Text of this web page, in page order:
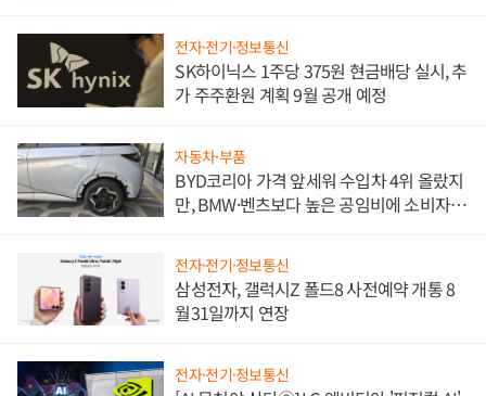
전자·전기·정보통신
SK하이닉스 1주당 375원 현금배당 실시, 추
가 주주환원 계획 9월 공개 예정
자동차·부품
BYD코리아 가격 앞세워 수입차 4위 올랐지
만, BMW·벤츠보다 높은 공임비에 소비자
전자·전기·정보통신
삼성전자, 갤럭시Z 폴드8 사전예약 개통 8
월31일까지 연장
전자·전기·정보통신